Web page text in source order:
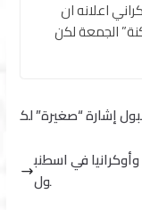
اعلانه ان
الجمعة لكن
إشارة “صغيرة” لك
وأوكرانيا في اسطنب
ول